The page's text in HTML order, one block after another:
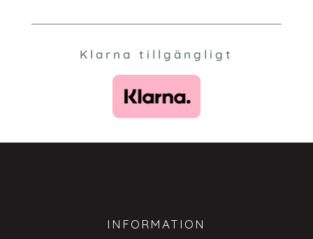
Klarna tillgängligt
INFORMATION